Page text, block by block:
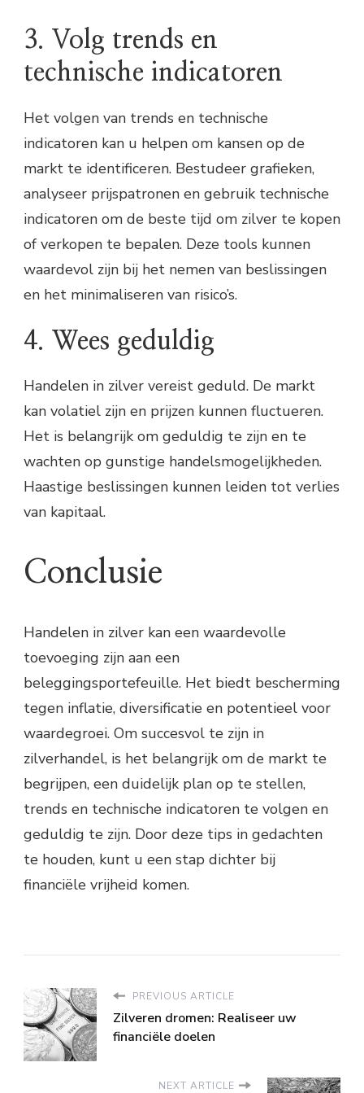
3. Volg trends en
technische indicatoren
Het volgen van trends en technische
indicatoren kan u helpen om kansen op de
markt te identificeren. Bestudeer grafieken,
analyseer prijspatronen en gebruik technische
indicatoren om de beste tijd om zilver te kopen
of verkopen te bepalen. Deze tools kunnen
waardevol zijn bij het nemen van beslissingen
en het minimaliseren van risico’s.
4. Wees geduldig
Handelen in zilver vereist geduld. De markt
kan volatiel zijn en prijzen kunnen fluctueren.
Het is belangrijk om geduldig te zijn en te
wachten op gunstige handelsmogelijkheden.
Haastige beslissingen kunnen leiden tot verlies
van kapitaal.
Conclusie
Handelen in zilver kan een waardevolle
toevoeging zijn aan een
beleggingsportefeuille. Het biedt bescherming
tegen inflatie, diversificatie en potentieel voor
waardegroei. Om succesvol te zijn in
zilverhandel, is het belangrijk om de markt te
begrijpen, een duidelijk plan op te stellen,
trends en technische indicatoren te volgen en
geduldig te zijn. Door deze tips in gedachten
te houden, kunt u een stap dichter bij
financiële vrijheid komen.
PREVIOUS ARTICLE
Zilveren dromen: Realiseer uw
financiële doelen
NEXT ARTICLE